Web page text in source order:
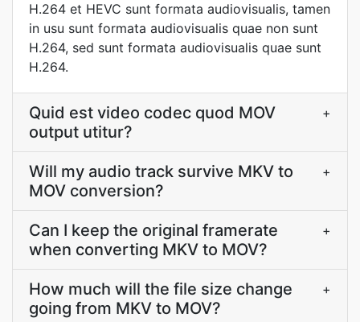
H.264 et HEVC sunt formata audiovisualis, tamen
in usu sunt formata audiovisualis quae non sunt
H.264, sed sunt formata audiovisualis quae sunt
H.264.
Quid est video codec quod MOV
output utitur?
+
Will my audio track survive MKV to
MOV conversion?
+
Can I keep the original framerate
when converting MKV to MOV?
+
How much will the file size change
going from MKV to MOV?
+